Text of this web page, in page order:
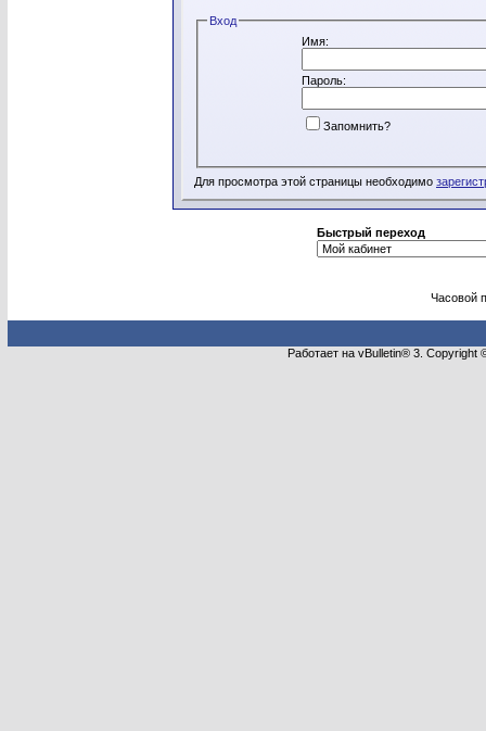
Вход
Имя:
Пароль:
Запомнить?
Для просмотра этой страницы необходимо
Быстрый переход
Часовой
Работает на vBulletin® 3.